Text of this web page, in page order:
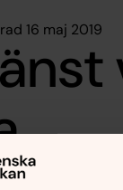
16 maj 2019
Österbo